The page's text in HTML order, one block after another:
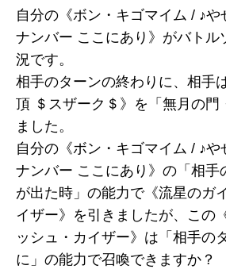
自分の《ボン・キゴマイム / ♪や
ナンバー ここにあり》がバトル
況です。
相手のターンの終わりに、相手
頂 ＄スザーク＄》を「無月の門
ました。
自分の《ボン・キゴマイム / ♪や
ナンバー ここにあり》の「相手
が出た時」の能力で《流星のガ
イザー》を引きましたが、この
ッシュ・カイザー》は「相手の
に」の能力で召喚できますか？